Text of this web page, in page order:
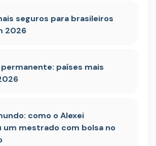
seguros para brasileiros
2026
países mais
como o Alexei
um mestrado com bolsa no